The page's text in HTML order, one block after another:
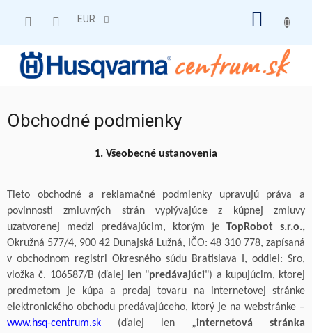
EUR
Obchodné podmienky
1. Všeobecné ustanovenia
Tieto obchodné a reklamačné podmienky upravujú práva a
povinnosti zmluvných strán vyplývajúce z kúpnej zmluvy
uzatvorenej medzi predávajúcim, ktorým je TopRobot s.r.o.,
Okružná 577/4, 900 42 Dunajská Lužná, IČO: 48 310 778, zapísaná
v obchodnom registri Okresného súdu Bratislava I, oddiel: Sro,
vložka č. 106587/B (ďalej len "predávajúci") a kupujúcim, ktorej
predmetom je kúpa a predaj tovaru na internetovej stránke
elektronického obchodu predávajúceho, ktorý je na webstránke –
www.hsq-centrum.sk (ďalej len „internetová stránka